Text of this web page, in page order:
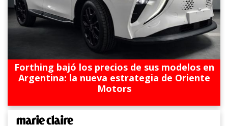
Forthing bajó los precios de sus modelos en
Argentina: la nueva estrategia de Oriente
Motors